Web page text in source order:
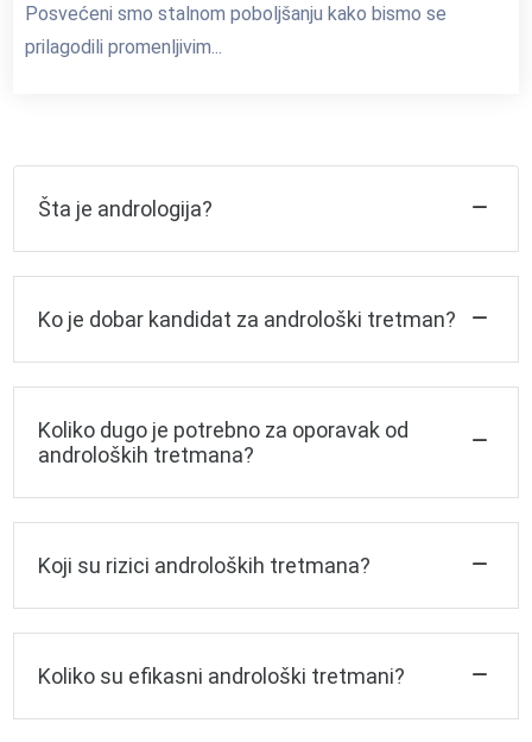
Posvećeni smo stalnom poboljšanju kako bismo se
prilagodili promenljivim...
Šta je andrologija?
Ko je dobar kandidat za androloški tretman?
Koliko dugo je potrebno za oporavak od
androloških tretmana?
Koji su rizici androloških tretmana?
Koliko su efikasni androloški tretmani?